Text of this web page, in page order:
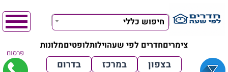
חיפוש כללי
צימריםחדרים לפי שעהוילותלופטיםמלונות
פרסום
בצפון במרכז
בדרום